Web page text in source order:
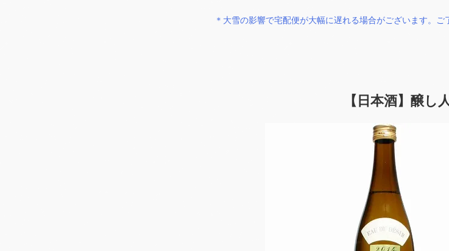
＊大雪の影響で宅配便が大幅に遅れる場合がございます。ご
【日本酒】醸